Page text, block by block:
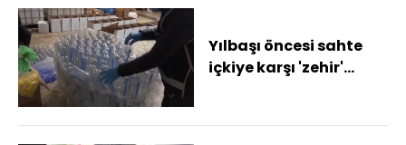
Yılbaşı öncesi sahte
içkiye karşı 'zehir'